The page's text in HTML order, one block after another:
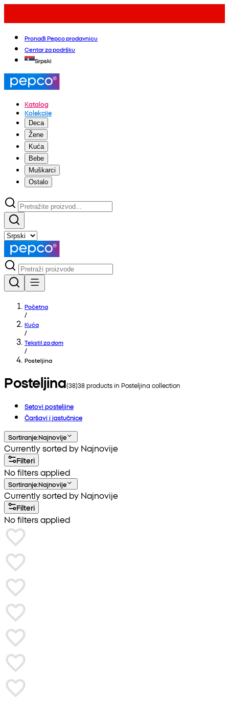
Pronađi Pepco prodavnicu
Centar za podršku
Srpski
Katalog
Kolekcije
Deca
Žene
Kuća
Bebe
Muškarci
Ostalo
Početna
/
Kuća
/
Tekstil za dom
/
Posteljina
Posteljina(38)38products in Posteljina collection
Setovi posteljine
Čaršavi i jastučnice
Sortiranje:Najnovije
Currently sorted by Najnovije
Filteri
No filters applied
Sortiranje:Najnovije
Currently sorted by Najnovije
Filteri
No filters applied